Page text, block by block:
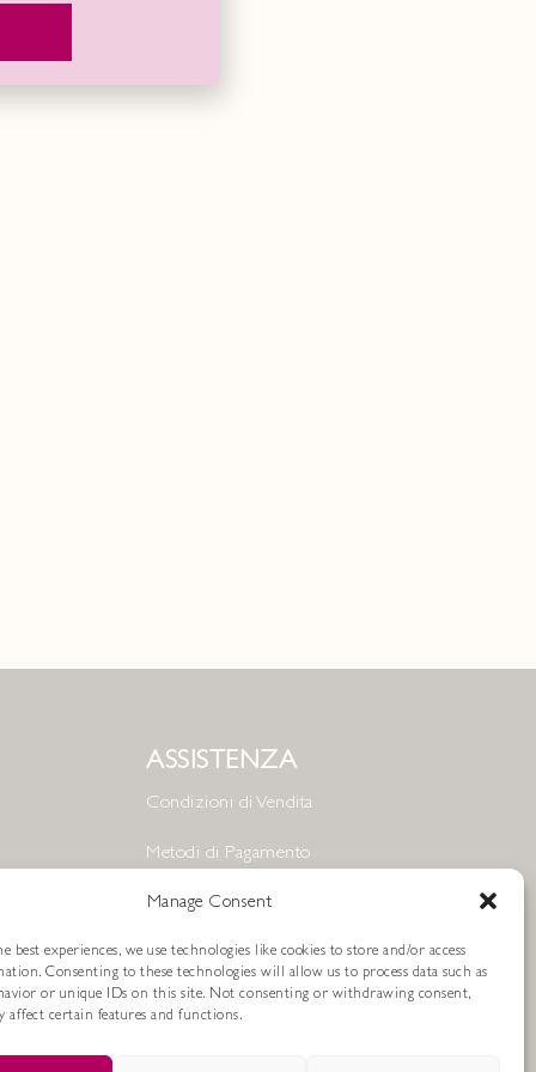
Manage Consent
best experiences, we use technologies like cookies to store and/or access
Consenting to these technologies will allow us to process data such as
or unique IDs on this site. Not consenting or withdrawing consent,
affect certain features and functions.
ASSISTENZA
Condizioni di Vendita
Metodi di Pagamento
Resi e Rimborsi
Spedizioni
Cookie Policy